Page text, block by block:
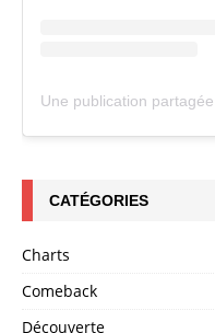
CATÉGORIES
Charts
Comeback
Découverte